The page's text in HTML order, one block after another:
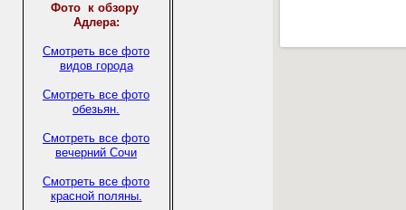
Фото к обзору
Адлера:
Смотреть все фото
видов города
Смотреть все фото
обезьян.
Смотреть все фото
вечерний Сочи
Смотреть все фото
красной поляны.